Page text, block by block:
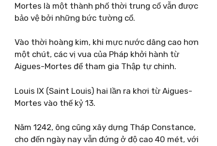
Mortes là một thành phố thời trung cổ vẫn được
bảo vệ bởi những bức tường cổ.
Vào thời hoàng kim, khi mực nước dâng cao hơn
một chút, các vị vua của Pháp khởi hành từ
Aigues-Mortes để tham gia Thập tự chinh.
Louis IX (Saint Louis) hai lần ra khơi từ Aigues-
Mortes vào thế kỷ 13.
Năm 1242, ông cũng xây dựng Tháp Constance,
cho đến ngày nay vẫn đứng ở độ cao 40 mét, với